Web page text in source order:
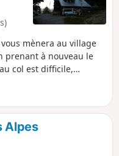
mènera au village
prenant à nouveau le
col est difficile,
au col est propice
la descente vers
vallon verdoyant, le
d'une belle chapelle.
Alpes